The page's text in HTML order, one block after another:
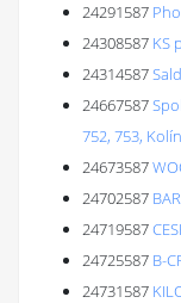
24291587
24308587 KS
24314587
24667587
752, 753,
24673587
24702587
24719587
24725587 B-
24731587